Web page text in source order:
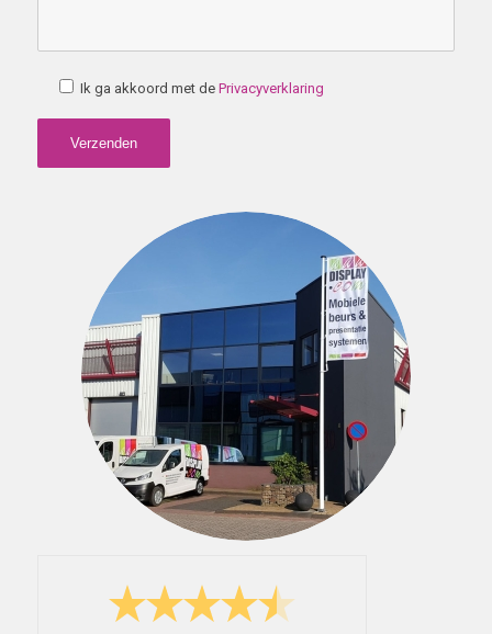
Ik ga akkoord met de Privacyverklaring